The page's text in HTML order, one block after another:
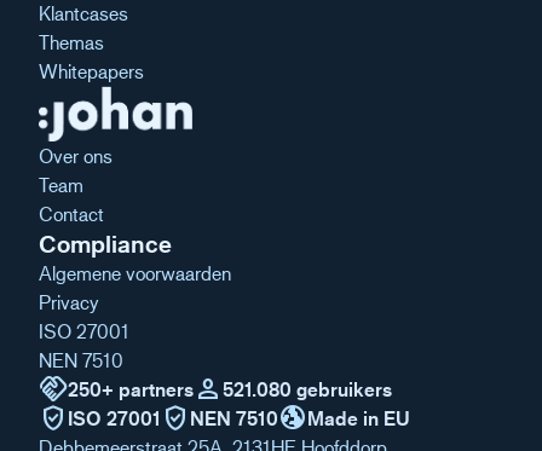
Klantcases
Themas
Whitepapers
Over ons
Team
Contact
Compliance
Algemene voorwaarden
Privacy
ISO 27001
NEN 7510
handshake250+ partners person 521.080 gebruikers
verified_user ISO 27001 verified_user NEN 7510globe_ukMade in EU